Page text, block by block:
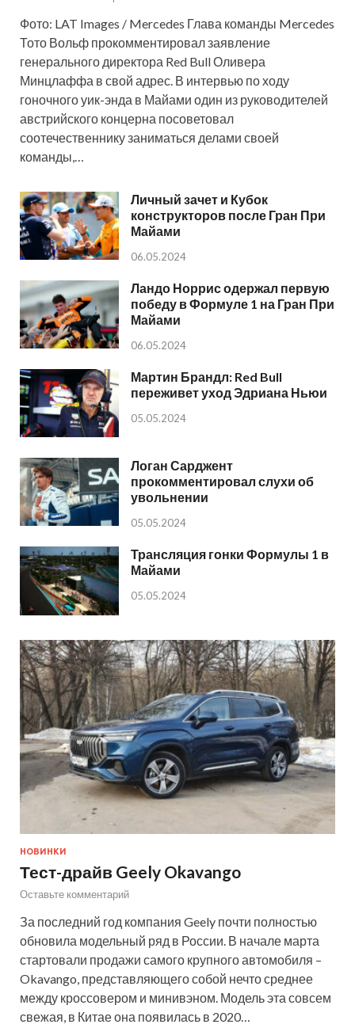
Фото: LAT Images / Mercedes Глава команды Mercedes
Тото Вольф прокомментировал заявление
генерального директора Red Bull Оливера
Минцлаффа в свой адрес. В интервью по ходу
гоночного уик-энда в Майами один из руководителей
австрийского концерна посоветовал
соотечественнику заниматься делами своей
команды,…
Личный зачет и Кубок
конструкторов после Гран При
Майами
06.05.2024
Ландо Норрис одержал первую
победу в Формуле 1 на Гран При
Майами
06.05.2024
Мартин Брандл: Red Bull
переживет уход Эдриана Ньюи
05.05.2024
Логан Сарджент
прокомментировал слухи об
увольнении
05.05.2024
Трансляция гонки Формулы 1 в
Майами
05.05.2024
НОВИНКИ
Тест-драйв Geely Okavango
Оставьте комментарий
За последний год компания Geely почти полностью
обновила модельный ряд в России. В начале марта
стартовали продажи самого крупного автомобиля –
Okavango, представляющего собой нечто среднее
между кроссовером и минивэном. Модель эта совсем
свежая, в Китае она появилась в 2020…